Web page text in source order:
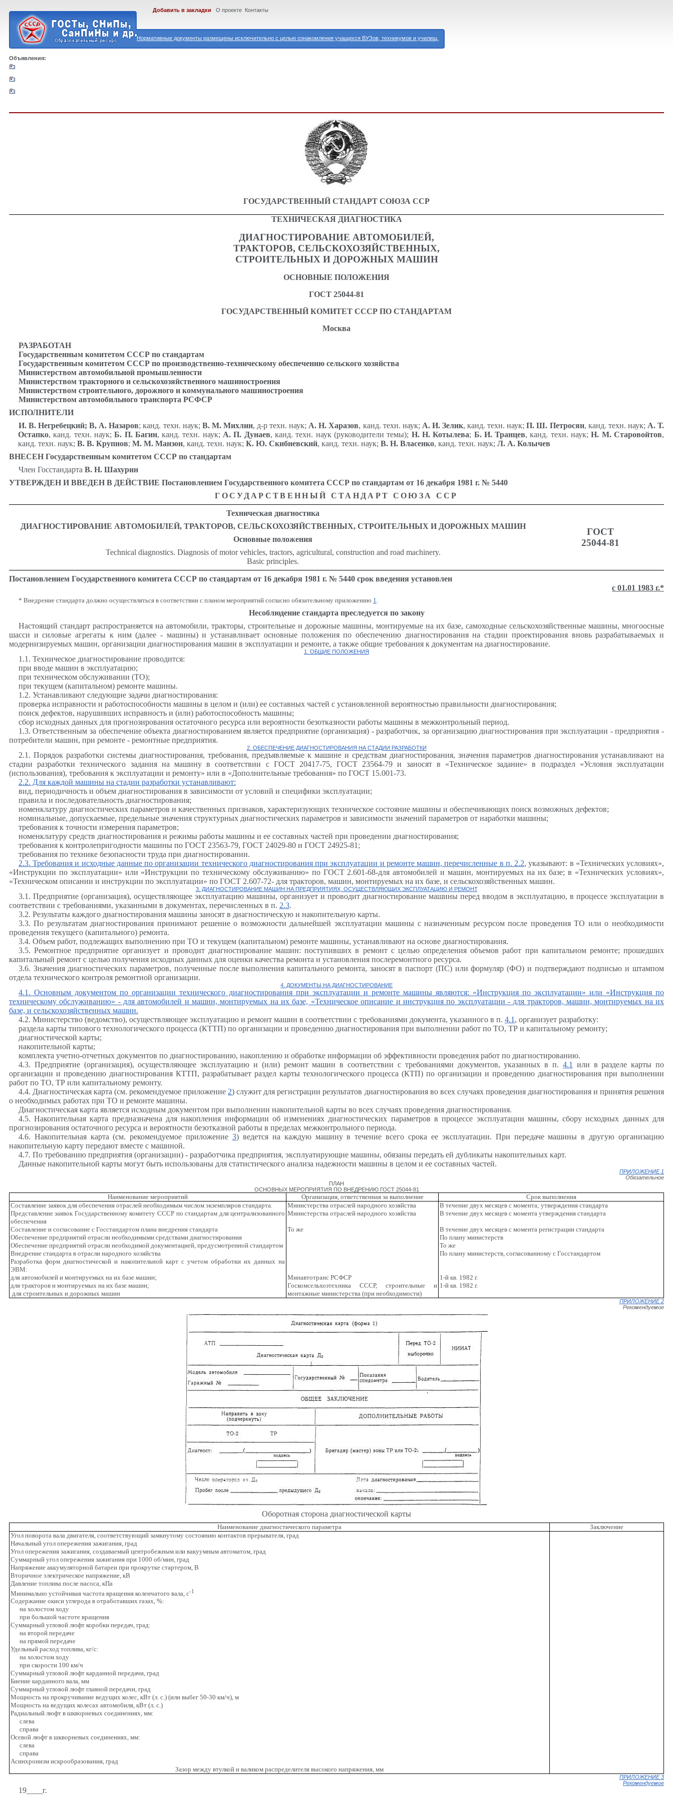
Нормативные документы размещены исключительно с целью ознакомления учащихся ВУЗов, техникумов и училищ.
Добавить в закладки О проекте Контакты
Объявления:
ГОСУДАРСТВЕННЫЙ СТАНДАРТ СОЮЗА ССР
ТЕХНИЧЕСКАЯ ДИАГНОСТИКА
ДИАГНОСТИРОВАНИЕ АВТОМОБИЛЕЙ,
ТРАКТОРОВ, СЕЛЬСКОХОЗЯЙСТВЕННЫХ,
СТРОИТЕЛЬНЫХ И ДОРОЖНЫХ МАШИН
ОСНОВНЫЕ ПОЛОЖЕНИЯ
ГОСТ 25044-81
ГОСУДАРСТВЕННЫЙ КОМИТЕТ СССР ПО СТАНДАРТАМ
Москва
РАЗРАБОТАН
Государственным комитетом СССР по стандартам
Государственным комитетом СССР по производственно-техническому обеспечению сельского хозяйства
Министерством автомобильной промышленности
Министерством тракторного и сельскохозяйственного машиностроения
Министерством строительного, дорожного и коммунального машиностроения
Министерством автомобильного транспорта РСФСР
ИСПОЛНИТЕЛИ
И. В. Негребецкий; В, А. Назаров; канд. техн. наук; В. М. Михлин, д-р техн. наук; А. Н. Харазов, канд. техн. наук; А. И. Зелик, канд. техн. наук;П. Ш. Петросян, канд. техн. наук; А. Т.
Остапко, канд. техн. наук;Б. П. Багин, канд. техн. наук; А. П. Дунаев, канд. техн. наук (руководители темы); Н. Н. Котылева; Б. И. Транцев, канд. техн. наук;Н. М. Старовойтов,
канд. техн. наук; В. В. Крупнов; М. М. Манзон, канд. техн. наук; К. Ю. Скибневский, канд. техн. наук; В. Н. Власенко, канд. техн. наук; Л. А. Колычев
ВНЕСЕН Государственным комитетом СССР по стандартам
Член Госстандарта В. Н. Шахурин
УТВЕРЖДЕН И ВВЕДЕН В ДЕЙСТВИЕ Постановлением Государственного комитета СССР по стандартам от 16 декабря 1981 г. № 5440
ГОСУДАРСТВЕННЫЙ СТАНДАРТ СОЮЗА ССР
Техническая диагностика
ДИАГНОСТИРОВАНИЕ АВТОМОБИЛЕЙ, ТРАКТОРОВ, СЕЛЬСКОХОЗЯЙСТВЕННЫХ, СТРОИТЕЛЬНЫХ И ДОРОЖНЫХ МАШИН
Основные положения
Technical diagnostics. Diagnosis of motor vehicles, tractors, agricultural, construction and road machinery.
Basic principles.
ГОСТ
25044-81
Постановлением Государственного комитета СССР по стандартам от 16 декабря 1981 г. № 5440 срок введения установлен
с 01.01 1983 г.*
* Внедрение стандарта должно осуществляться в соответствии с планом мероприятий согласно обязательному приложению 1.
Несоблюдение стандарта преследуется по закону
Настоящий стандарт распространяется на автомобили, тракторы, строительные и дорожные машины, монтируемые на их базе, самоходные сельскохозяйственные машины, многоосные
шасси и силовые агрегаты к ним (далее - машины) и устанавливает основные положения по обеспечению диагностирования на стадии проектирования вновь разрабатываемых и
модернизируемых машин, организации диагностирования машин в эксплуатации и ремонте, а также общие требования к документам на диагностирование.
1. ОБЩИЕ ПОЛОЖЕНИЯ
1.1. Техническое диагностирование проводится:
при вводе машин в эксплуатацию;
при техническом обслуживании (ТО);
при текущем (капитальном) ремонте машины.
1.2. Устанавливают следующие задачи диагностирования:
проверка исправности и работоспособности машины в целом и (или) ее составных частей с установленной вероятностью правильности диагностирования;
поиск дефектов, нарушивших исправность и (или) работоспособность машины;
сбор исходных данных для прогнозирования остаточного ресурса или вероятности безотказности работы машины в межконтрольный период.
1.3. Ответственным за обеспечение объекта диагностированием является предприятие (организация) - разработчик, за организацию диагностирования при эксплуатации - предприятия -
потребители машин, при ремонте - ремонтные предприятия.
2. ОБЕСПЕЧЕНИЕ ДИАГНОСТИРОВАНИЯ НА СТАДИИ РАЗРАБОТКИ
2.1. Порядок разработки системы диагностирования, требования, предъявляемые к машине и средствам диагностирования, значения параметров диагностирования устанавливают на
стадии разработки технического задания на машину в соответствии с ГОСТ 20417-75, ГОСТ 23564-79 и заносят в «Техническое задание» в подраздел «Условия эксплуатации
(использования), требования к эксплуатации и ремонту» или в «Дополнительные требования» по ГОСТ 15.001-73.
2.2. Для каждой машины на стадии разработки устанавливают:
вид, периодичность и объем диагностирования в зависимости от условий и специфики эксплуатации;
правила и последовательность диагностирования;
номенклатуру диагностических параметров и качественных признаков, характеризующих техническое состояние машины и обеспечивающих поиск возможных дефектов;
номинальные, допускаемые, предельные значения структурных диагностических параметров и зависимости значений параметров от наработки машины;
требования к точности измерения параметров;
номенклатуру средств диагностирования и режимы работы машины и ее составных частей при проведении диагностирования;
требования к контролепригодности машины по ГОСТ 23563-79, ГОСТ 24029-80 и ГОСТ 24925-81;
требования по технике безопасности труда при диагностировании.
2.3. Требования и исходные данные по организации технического диагностирования при эксплуатации и ремонте машин, перечисленные в п. 2.2, указывают: в «Технических условиях»,
«Инструкции по эксплуатации» или «Инструкции по техническому обслуживанию» по ГОСТ 2.601-68-для автомобилей и машин, монтируемых на их базе; в «Технических условиях»,
«Техническом описании и инструкции по эксплуатации» по ГОСТ 2.607-72- для тракторов, машин, монтируемых на их базе, и сельскохозяйственных машин.
3. ДИАГНОСТИРОВАНИЕ МАШИН НА ПРЕДПРИЯТИЯХ, ОСУЩЕСТВЛЯЮЩИХ ЭКСПЛУАТАЦИЮ И РЕМОНТ
3.1. Предприятие (организация), осуществляющее эксплуатацию машины, организует и проводит диагностирование машины перед вводом в эксплуатацию, в процессе эксплуатации в
соответствии с требованиями, указанными в документах, перечисленных в п. 2.3.
3.2. Результаты каждого диагностирования машины заносят в диагностическую и накопительную карты.
3.3. По результатам диагностирования принимают решение о возможности дальнейшей эксплуатации машины с назначенным ресурсом после проведения ТО или о необходимости
проведения текущего (капитального) ремонта.
3.4. Объем работ, подлежащих выполнению при ТО и текущем (капитальном) ремонте машины, устанавливают на основе диагностирования.
3.5. Ремонтное предприятие организует и проводит диагностирование машин: поступивших в ремонт с целью определения объемов работ при капитальном ремонте; прошедших
капитальный ремонт с целью получения исходных данных для оценки качества ремонта и установления послеремонтного ресурса.
3.6. Значения диагностических параметров, полученные после выполнения капитального ремонта, заносят в паспорт (ПС) или формуляр (ФО) и подтверждают подписью и штампом
отдела технического контроля ремонтной организации.
4. ДОКУМЕНТЫ НА ДИАГНОСТИРОВАНИЕ
4.1. Основным документом по организации технического диагностирования при эксплуатации и ремонте машины являются: «Инструкция по эксплуатации» или «Инструкция по
техническому обслуживанию» - для автомобилей и машин, монтируемых на их базе, «Техническое описание и инструкция по эксплуатации - для тракторов, машин, монтируемых на их
базе, и сельскохозяйственных машин.
4.2. Министерство (ведомство), осуществляющее эксплуатацию и ремонт машин в соответствии с требованиями документа, указанного в п. 4.1 , организует разработку:
раздела карты типового технологического процесса (КТТП) по организации и проведению диагностирования при выполнении работ по ТО, ТР и капитальному ремонту;
диагностической карты;
накопительной карты;
комплекта учетно-отчетных документов по диагностированию, накоплению и обработке информации об эффективности проведения работ по диагностированию.
4.3. Предприятие (организация), осуществляющее эксплуатацию и (или) ремонт машин в соответствии с требованиями документов, указанных в п. 4.1
или в разделе карты по
организации и проведению диагностирования КТТП, разрабатывает раздел карты технологического процесса (КТП) по организации и проведению диагностирования при выполнении
работ по ТО, ТР или капитальному ремонту.
4.4. Диагностическая карта (см. рекомендуемое приложение 2) служит для регистрации результатов диагностирования во всех случаях проведения диагностирования и принятия решения
о необходимых работах при ТО и ремонте машины.
Диагностическая карта является исходным документом при выполнении накопительной карты во всех случаях проведения диагностирования.
4.5. Накопительная карта предназначена для накопления информации об изменениях диагностических параметров в процессе эксплуатации машины, сбору исходных данных для
прогнозирования остаточного ресурса и вероятности безотказной работы в пределах межконтрольного периода.
4.6. Накопительная карта (см. рекомендуемое приложение3) ведется на каждую машину в течение всего срока ее эксплуатации. При передаче машины в другую организацию
накопительную карту передают вместе с машиной.
4.7. По требованию предприятия (организации) - разработчика предприятия, эксплуатирующие машины, обязаны передать ей дубликаты накопительных карт.
Данные накопительной карты могут быть использованы для статистического анализа надежности машины в целом и ее составных частей.
ПРИЛОЖЕНИЕ 1
Обязательное
ПЛАН
ОСНОВНЫХ МЕРОПРИЯТИЯ ПО ВНЕДРЕНИЮ ГОСТ 25044-81
Наименование мероприятий Организация, ответственная за выполнение
Срок выполнения
Составление заявок для обеспечения отраслей необходимым числом экземпляров стандарта.
Министерства отраслей народного хозяйства
В течение двух месяцев с момента; утверждения стандарта
Представление заявок Государственному комитету СССР по стандартам для централизованного
обеспечения
Министерства отраслей народного хозяйства В течение двух месяцев с момента утверждения стандарта
Составление и согласование с Госстандартом плана внедрения стандарта То же
В течение двух месяцев с момента регистрации стандарта
Обеспечение предприятий отрасли необходимыми средствами диагностирования
По плану министерств
Обеспечение предприятий отрасли необходимой документацией, предусмотренной стандартом
То же
Внедрение стандарта в отрасли народного хозяйства
По плану министерств, согласованному с Госстандартом
Разработка форм диагностической и накопительной карт с учетом обработки их данных на
ЭВМ:
для автомобилей и монтируемых на их базе машин;
Минавтотранс РСФСР
1-й кв. 1982 г.
для тракторов и монтируемых на их базе машин;
для строительных и дорожных машин
Госкомсельхозтехника СССР, строительные и
монтажные министерства (при необходимости)
1-й кв. 1982 г.
ПРИЛОЖЕНИЕ 2
Рекомендуемое
Оборотная сторона диагностической карты
Наименование диагностического параметра
Заключение
Угол поворота вала двигателя, соответствующий замкнутому состоянию контактов прерывателя, град
Начальный угол опережения зажигания, град
Угол опережения зажигания, создаваемый центробежным или вакуумным автоматом, град
Суммарный угол опережения зажигания при 1000 об/мин, град
Напряжение аккумуляторной батареи при прокрутке стартером, В
Вторичное электрическое напряжение, кВ
Давление топлива после насоса, кПа
Минимально устойчивая частота вращения коленчатого вала, с-1
Содержание окиси углерода в отработавших газах, %:
на холостом ходу
при большой частоте вращения
Суммарный угловой люфт коробки передач, град:
на второй передаче
на прямой передаче
Удельный расход топлива, кг/с:
на холостом ходу
при скорости 100 км/ч
Суммарный угловой люфт карданной передачи, град
Биение карданного вала, мм
Суммарный угловой люфт главной передачи, град
Мощность на прокручивание ведущих колес, кВт (л. с.) (или выбег 50-30 км/ч), м
Мощность на ведущих колесах автомобиля, кВт (л. с.)
Радиальный люфт в шкворневых соединениях, мм:
слева
справа
Осeвой люфт в шкворневых соединениях, мм:
слева
справа
Асинхронизм искрообразования, град
Зазор между втулкой и валиком распределителя высокого напряжения, мм
ПРИЛОЖЕНИЕ 3
Рекомендуемое
19____г.